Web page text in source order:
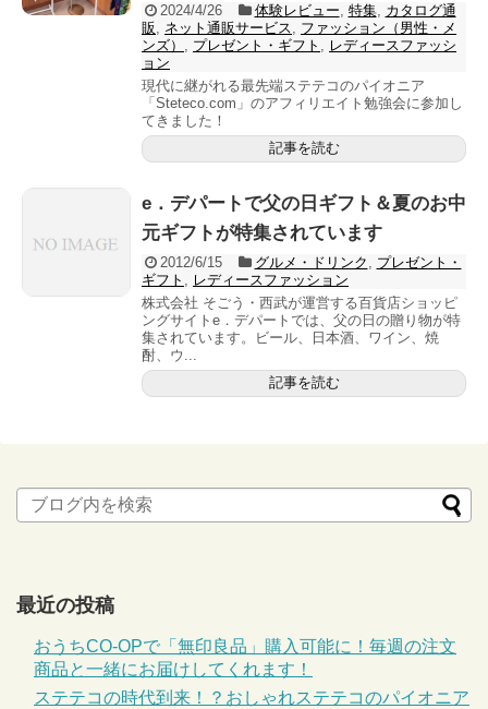
2024/4/26 体験レビュー 特集, カタログ通
販
ネット通販サービス
ファッション（男性・メ
ンズ）
プレゼント・ギフト
レディースファッシ
ョン
現代に継がれる最先端ステテコのパイオニア
「Steteco.com」のアフィリエイト勉強会に参加し
てきました！
記事を読む
e．デパートで父の日ギフト＆夏のお中
元ギフトが特集されています
2012/6/15 グルメ・ドリンク
プレゼント・
ギフト
レディースファッション
株式会社 そごう・西武が運営する百貨店ショッピ
ングサイトe．デパートでは、父の日の贈り物が特
集されています。ビール、日本酒、ワイン、焼
酎、ウ...
記事を読む
最近の投稿
おうちCO-OPで「無印良品」購入可能に！毎週の注文
商品と一緒にお届けしてくれます！
ステテコの時代到来！？おしゃれステテコのパイオニア